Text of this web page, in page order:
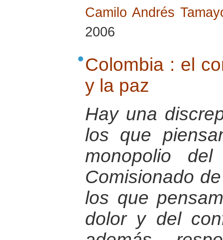
Camilo Andrés
2006
Colombia : el
y la paz
Hay una
los que
monopolio
Comisionado
los que
dolor y del